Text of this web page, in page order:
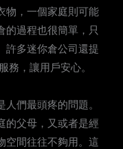
物，一個家庭則可能
的過程也很簡單，只
許多迷你倉公司還提
務，讓用戶安心。
們最頭疼的問題。
的父母，又或者是經
空間往往不夠用。這